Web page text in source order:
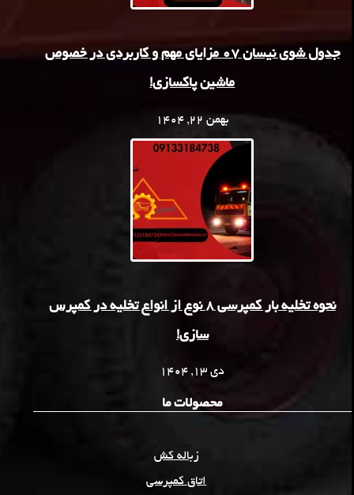
جدول شوی نیسان 07 مزایای مهم و کاربردی در خصوص
ماشین پاکسازی!
بهمن 22, 1404
نحوه تخلیه بار کمپرسی 8 نوع از انواع تخلیه در کمپرس
سازی!
دی 13, 1404
محصولات ما
زباله کش
اتاق کمپرسی